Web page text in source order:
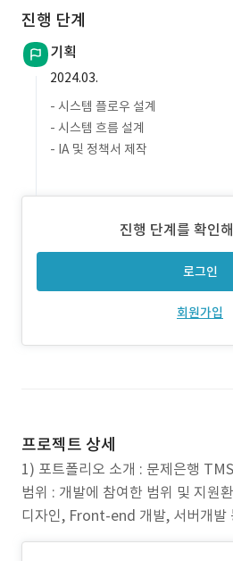
진행 단계
기획
2024.03.
- 시스템 플로우 설계
- 시스템 흐름 설계
- IA 및 정책서 제작
진행 단계를 확인
로그인
회원가입
프로젝트 상세
1) 포트폴리오 소개 : 문제은행
범위 : 개발에 참여한 범위 및 지원
디자인, Front-end 개발, 서버개발
PC Web / Mobile Web / AWS 3)